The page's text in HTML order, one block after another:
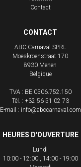
Contact
CONTACT
ABC Carnaval SPRL
Moeskroenstraat 170
8930 Menen
Belgique
TVA : BE 0506.752.150
Tél. : +32 56 51 02 73
E-mail : info@abccarnaval.com
HEURES D'OUVERTURE
Lundi
10:00 - 12:00
14:00 - 19:00